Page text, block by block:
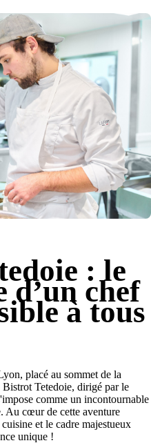
: le
chef
à tous
placé au sommet de la
Tetedoie, dirigé par le
comme un incontournable
Au cœur de cette aventure
et le cadre majestueux
unique !